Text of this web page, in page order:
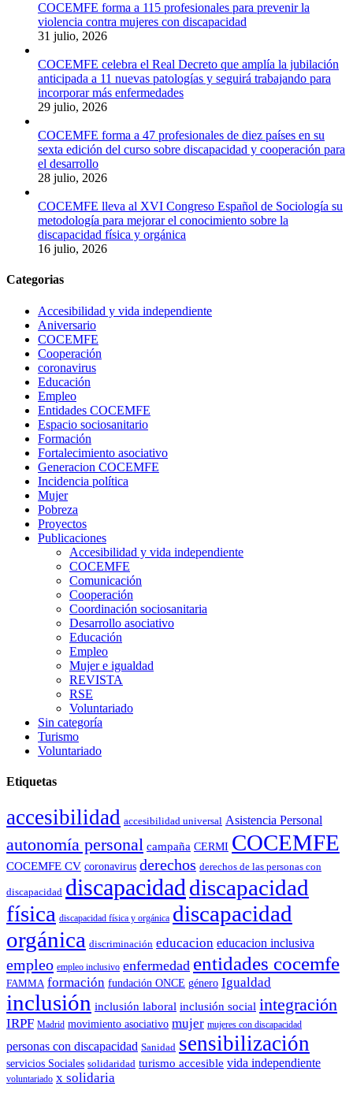
COCEMFE forma a 115 profesionales para prevenir la
violencia contra mujeres con discapacidad
31 julio, 2026
COCEMFE celebra el Real Decreto que amplía la jubilación
anticipada a 11 nuevas patologías y seguirá trabajando para
incorporar más enfermedades
29 julio, 2026
COCEMFE forma a 47 profesionales de diez países en su
sexta edición del curso sobre discapacidad y cooperación para
el desarrollo
28 julio, 2026
COCEMFE lleva al XVI Congreso Español de Sociología su
metodología para mejorar el conocimiento sobre la
discapacidad física y orgánica
16 julio, 2026
Categorias
Accesibilidad y vida independiente
Aniversario
COCEMFE
Cooperación
coronavirus
Educación
Empleo
Entidades COCEMFE
Espacio sociosanitario
Formación
Fortalecimiento asociativo
Generacion COCEMFE
Incidencia política
Mujer
Pobreza
Proyectos
Publicaciones
Accesibilidad y vida independiente
COCEMFE
Comunicación
Cooperación
Coordinación sociosanitaria
Desarrollo asociativo
Educación
Empleo
Mujer e igualdad
REVISTA
RSE
Voluntariado
Sin categoría
Turismo
Voluntariado
Etiquetas
accesibilidad accesibilidad universal Asistencia Personal
autonomía personal campaña CERMI COCEMFE
COCEMFE CV coronavirus derechos derechos de las personas con
discapacidad discapacidad discapacidad
física discapacidad física y orgánica discapacidad
orgánica discriminación educacion educacion inclusiva
empleo empleo inclusivo enfermedad entidades cocemfe
FAMMA formación fundación ONCE género Igualdad
inclusión inclusión laboral inclusión social integración
IRPF Madrid movimiento asociativo mujer mujeres con discapacidad
personas con discapacidad Sanidad sensibilización
servicios Sociales solidaridad turismo accesible vida independiente
voluntariado x solidaria